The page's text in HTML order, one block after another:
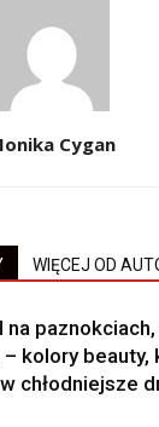
Cygan
WIĘCEJ OD
na
– kolory beauty,
chłodniejsze